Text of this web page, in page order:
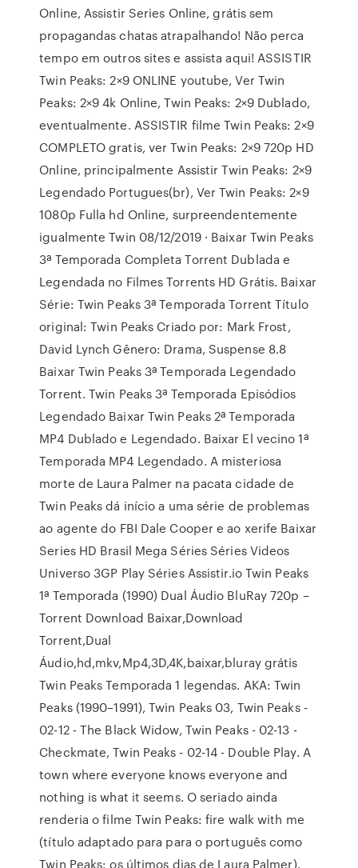
Online, Assistir Series Online, grátis sem
propagandas chatas atrapalhando! Não perca
tempo em outros sites e assista aqui! ASSISTIR
Twin Peaks: 2×9 ONLINE youtube, Ver Twin
Peaks: 2×9 4k Online, Twin Peaks: 2×9 Dublado,
eventualmente. ASSISTIR filme Twin Peaks: 2×9
COMPLETO gratis, ver Twin Peaks: 2×9 720p HD
Online, principalmente Assistir Twin Peaks: 2×9
Legendado Portugues(br), Ver Twin Peaks: 2×9
1080p Fulla hd Online, surpreendentemente
igualmente Twin 08/12/2019 · Baixar Twin Peaks
3ª Temporada Completa Torrent Dublada e
Legendada no Filmes Torrents HD Grátis. Baixar
Série: Twin Peaks 3ª Temporada Torrent Título
original: Twin Peaks Criado por: Mark Frost,
David Lynch Gênero: Drama, Suspense 8.8
Baixar Twin Peaks 3ª Temporada Legendado
Torrent. Twin Peaks 3ª Temporada Episódios
Legendado Baixar Twin Peaks 2ª Temporada
MP4 Dublado e Legendado. Baixar El vecino 1ª
Temporada MP4 Legendado. A misteriosa
morte de Laura Palmer na pacata cidade de
Twin Peaks dá início a uma série de problemas
ao agente do FBI Dale Cooper e ao xerife Baixar
Series HD Brasil Mega Séries Séries Videos
Universo 3GP Play Séries Assistir.io Twin Peaks
1ª Temporada (1990) Dual Áudio BluRay 720p –
Torrent Download Baixar,Download
Torrent,Dual
Áudio,hd,mkv,Mp4,3D,4K,baixar,bluray grátis
Twin Peaks Temporada 1 legendas. AKA: Twin
Peaks (1990–1991), Twin Peaks 03, Twin Peaks -
02-12 - The Black Widow, Twin Peaks - 02-13 -
Checkmate, Twin Peaks - 02-14 - Double Play. A
town where everyone knows everyone and
nothing is what it seems. O seriado ainda
renderia o filme Twin Peaks: fire walk with me
(título adaptado para para o português como
Twin Peaks: os últimos dias de Laura Palmer).